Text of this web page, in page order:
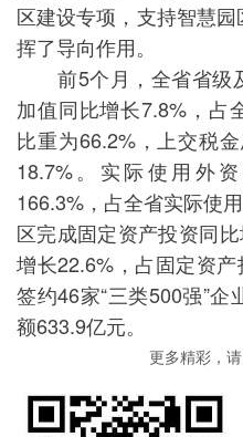
区建设专项，支持智慧
挥了导向作用。
前5个月，全省省级
加值同比增长7.8%，占
比重为66.2%，上交税
18.7%。实际使用外
166.3%，占全省实际使
区完成固定资产投资同
增长22.6%，占固定资
签约46家“三类500强”
额633.9亿元。
更多精彩，